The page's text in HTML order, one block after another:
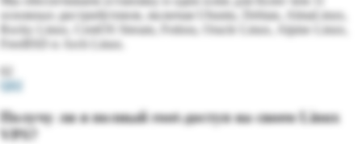
основных дистрибутивов, включая Ubuntu, Debian, AlmaLinux,
Rocky Linux, CentOS Stream, Fedora, Oracle Linux, Alpine Linux,
FreeBSD и Arch Linux.
Q02
Получу ли я полный root-доступ на своем Linux
VPS?